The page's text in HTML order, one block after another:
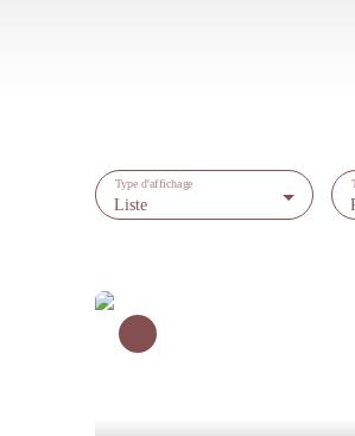
Liste
Type d'affichage